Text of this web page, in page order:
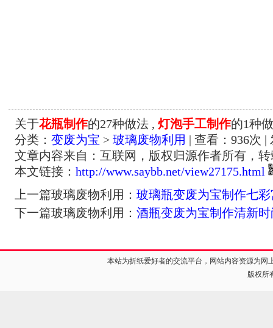
关于花瓶制作的27种做法 , 灯泡手工制作的1种
分类： 变废为宝 > 玻璃废物利用 | 查看： 936次 |
文章内容来自：互联网，版权归源作者所有，
本文链接： http://www.saybb.net/view27175.html
上一篇玻璃废物利用： 玻璃瓶变废为宝制作七
下一篇玻璃废物利用： 酒瓶变废为宝制作清新
本站为折纸爱好者的交流平台，网站内容资源为
版权所